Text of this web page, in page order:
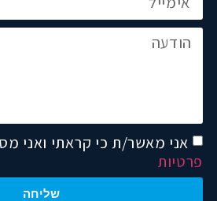
אני מאשר/ת כי קראתי ואני
פרטיות
שליחה